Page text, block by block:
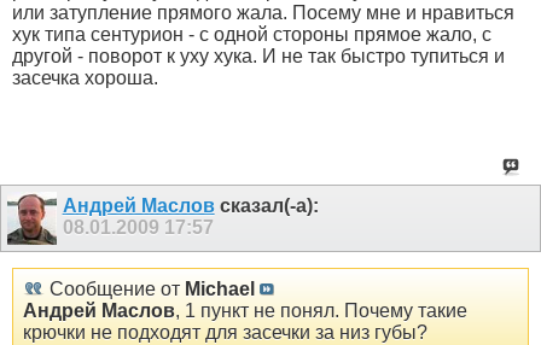
или затупление прямого жала. Посему мне и нравиться
хук типа сентурион - с одной стороны прямое жало, с
другой - поворот к уху хука. И не так быстро тупиться и
засечка хороша.
Андрей Масловсказал(-а):
08.01.2009 17:57
Сообщение от Michael
Андрей Маслов, 1 пункт не понял. Почему такие
крючки не подходят для засечки за низ губы?